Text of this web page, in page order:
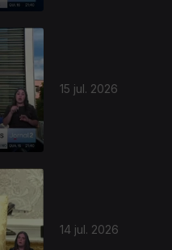
15 jul. 2026
14 jul. 2026